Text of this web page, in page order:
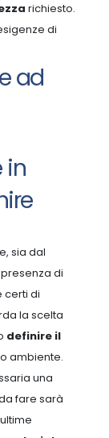
richiesto.
di
in
sia dal
di
certi di
la scelta
definire il
ambiente.
una
fare sarà